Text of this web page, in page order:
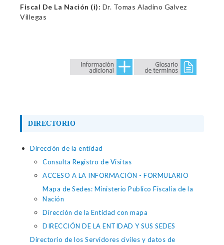
Fiscal De La Nación (i): Dr. Tomas Aladino Galvez
Villegas
DIRECTORIO
Dirección de la entidad
Consulta Registro de Visitas
ACCESO A LA INFORMACIÓN - FORMULARIO
Mapa de Sedes: Ministerio Publico Fiscalía de la
Nación
Dirección de la Entidad con mapa
DIRECCIÓN DE LA ENTIDAD Y SUS SEDES
Directorio de los Servidores civiles y datos de